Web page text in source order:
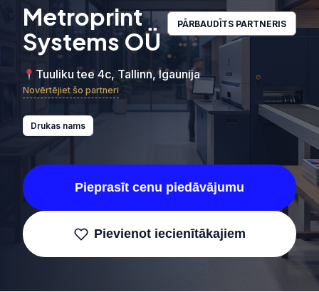
Metroprint
Systems OÜ
PĀRBAUDĪTS PARTNERIS
Tuuliku tee 4c, Tallinn, Igaunija
Novērtējiet šo partneri
Drukas nams
Pieprasīt cenu piedāvājumu
Pievienot iecienītākajiem